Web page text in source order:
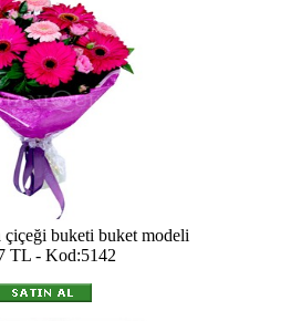
çiçeği buketi buket modeli
TL - Kod:5142